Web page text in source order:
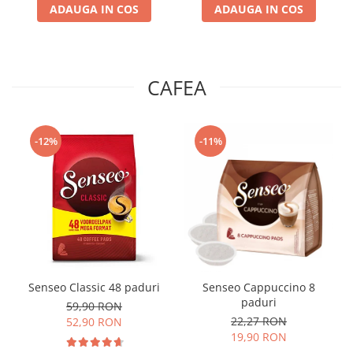
ADAUGA IN COS ADAUGA IN COS
CAFEA
-12%
Senseo Classic 48 paduri
59,90 RON
52,90 RON
-11%
Senseo Cappuccino 8
paduri
22,27 RON
19,90 RON